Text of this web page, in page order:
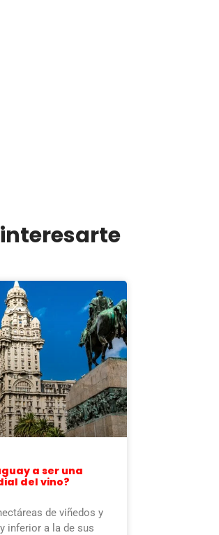
a ser una
del vino?
de viñedos y
inferior a la de sus